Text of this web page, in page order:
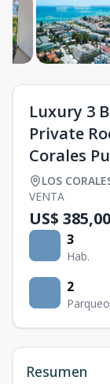
Luxury 3
Private
Corales
LOS
VENTA
US$
3
Hab.
2
Parqueo
Resumen